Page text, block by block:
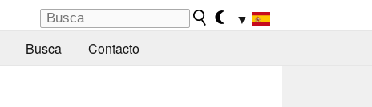
▼
Busca Contacto